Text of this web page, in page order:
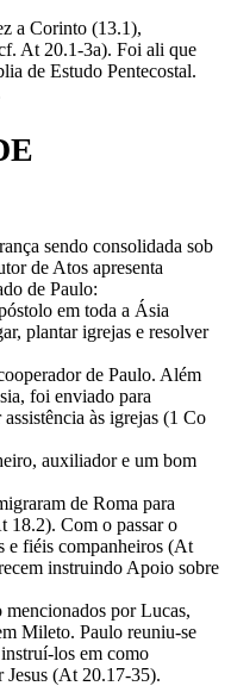
a Corinto (13.1),
At 20.1-3a). Foi ali que
de Estudo Pentecostal.
sendo consolidada sob
de Atos apresenta
de Paulo:
em toda a Ásia
plantar igrejas e resolver
de Paulo. Além
foi enviado para
às igrejas (1 Co
auxiliador e um bom
de Roma para
18.2). Com o passar o
e fiéis companheiros (At
instruindo Apoio sobre
mencionados por Lucas,
Mileto. Paulo reuniu-se
los em como
Jesus (At 20.17-35).